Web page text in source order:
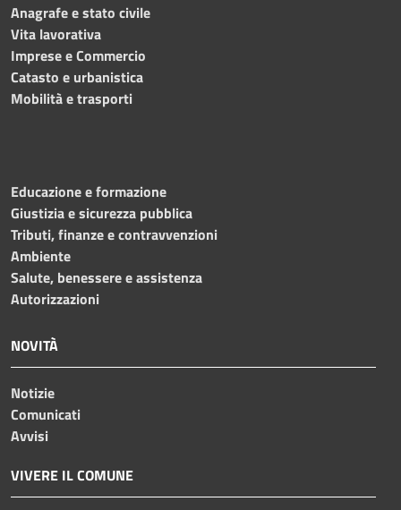
Anagrafe e stato civile
Vita lavorativa
Imprese e Commercio
Catasto e urbanistica
Mobilità e trasporti
Educazione e formazione
Giustizia e sicurezza pubblica
Tributi, finanze e contravvenzioni
Ambiente
Salute, benessere e assistenza
Autorizzazioni
NOVITÀ
Notizie
Comunicati
Avvisi
VIVERE IL COMUNE